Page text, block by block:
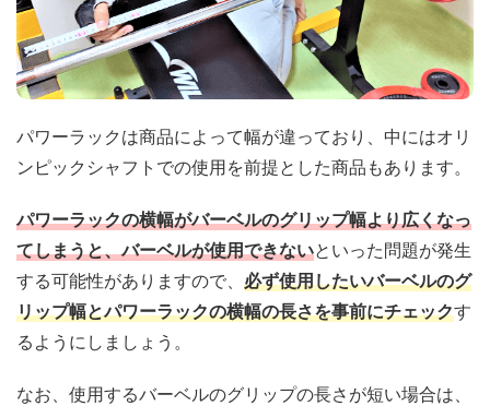
パワーラックは商品によって幅が違っており、中にはオリ
ンピックシャフトでの使用を前提とした商品もあります。
パワーラックの横幅がバーベルのグリップ幅より広くなっ
てしまうと、バーベルが使用できないといった問題が発生
する可能性がありますので、 必ず使用したいバーベルのグ
リップ幅とパワーラックの横幅の長さを事前にチェックす
るようにしましょう。
なお、使用するバーベルのグリップの長さが短い場合は、